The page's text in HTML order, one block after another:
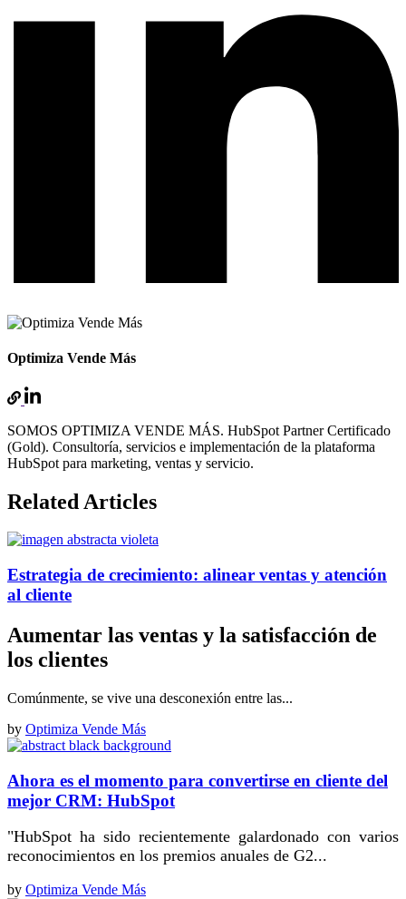
Optimiza Vende Más
SOMOS OPTIMIZA VENDE MÁS. HubSpot Partner Certificado
(Gold). Consultoría, servicios e implementación de la plataforma
HubSpot para marketing, ventas y servicio.
Related Articles
Estrategia de crecimiento: alinear ventas y atención
al cliente
Aumentar las ventas y la satisfacción de
los clientes
Comúnmente, se vive una desconexión entre las...
by Optimiza Vende Más
Ahora es el momento para convertirse en cliente del
mejor CRM: HubSpot
"HubSpot ha sido recientemente galardonado con varios
reconocimientos en los premios anuales de G2...
by Optimiza Vende Más